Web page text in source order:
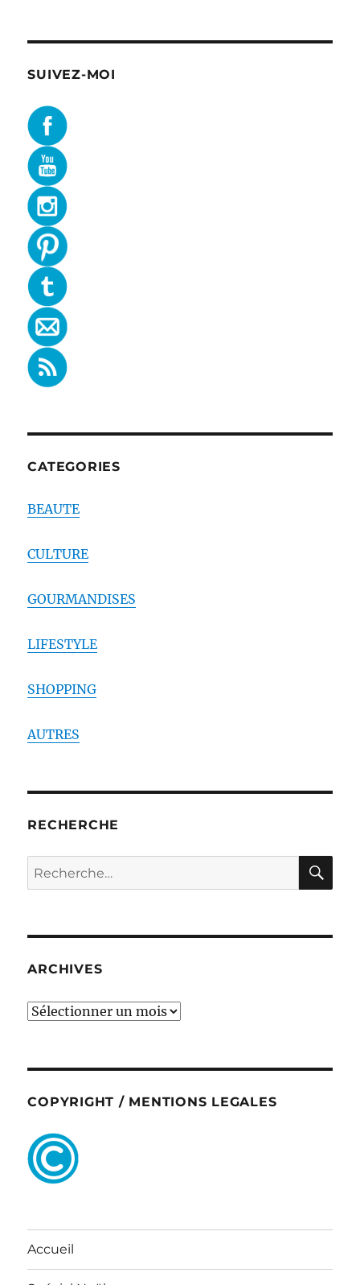
SUIVEZ-MOI
CATEGORIES
BEAUTE
CULTURE
GOURMANDISES
LIFESTYLE
SHOPPING
AUTRES
RECHERCHE
Recherche
pour :
ARCHIVES
ARCHIVES
COPYRIGHT / MENTIONS LEGALES
Accueil